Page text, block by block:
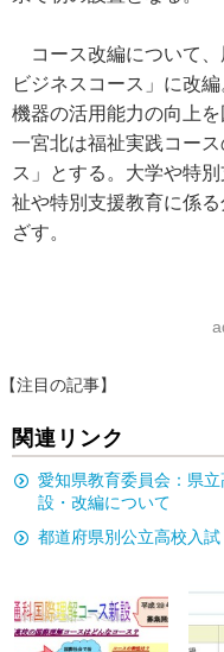
コース改編について、
ビジネスコース」に改
機器の活用能力の向上
一宮北は福祉実践コー
ス」とする。大学や特
祉や特別支援教育に係
ざす。
【注目の記事】
関連リンク
愛知県教育委員会：県
設・改編について
都道府県別公立高校入試